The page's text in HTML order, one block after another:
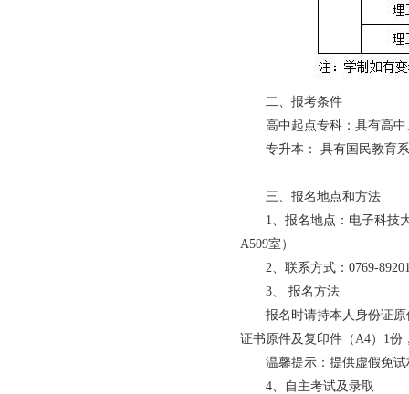
二、报考条件
高中起点专科：具有高
专升本： 具有国民教育
三、报名地点和方法
1、报名地点：电子科技
A509室）
2、联系方式：0769-
3、 报名方法
报名时请持本人身份证
证书原件及复印件（A4）1份
温馨提示：提供虚假免
4、自主考试及录取